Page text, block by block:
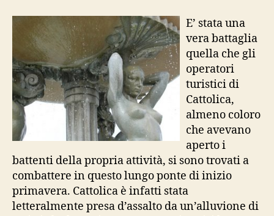
maggio
ferragostano
E’ stata una
vera battaglia
quella che gli
operatori
turistici di
Cattolica,
almeno coloro
che avevano
aperto i
battenti della propria attività, si sono trovati a
combattere in questo lungo ponte di inizio
primavera. Cattolica è infatti stata
letteralmente presa d’assalto da un’alluvione di